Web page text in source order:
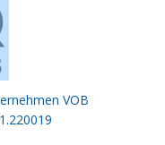
VOB